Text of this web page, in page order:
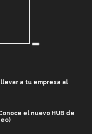
a tu empresa al
el nuevo HUB de